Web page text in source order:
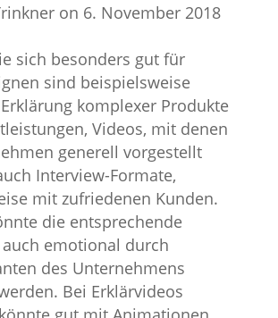
on 6. November 2018
sich besonders gut für
sind beispielsweise
komplexer Produkte
Videos, mit denen
generell vorgestellt
Interview-Formate,
mit zufriedenen Kunden.
die entsprechende
emotional durch
des Unternehmens
Bei Erklärvideos